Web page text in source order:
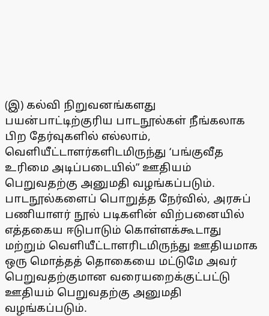
(இ) கல்வி நிறுவனங்களது
பயன்பாட்டிற்குரிய பாடநூல்கள் நீங்கலாக
பிற தேர்வுகளில் எல்லாம்,
வெளியீட்டாளர்களிடமிருந்து ‘பங்குவீத
உரிமை அடிப்படையில்” ஊதியம்
பெறுவதற்கு அனுமதி வழங்கப்படும்.
பாடநூல்களைப் பொறுத்த நேர்வில், அரசுப்
பணியாளர் நூல் படிகளின் விற்பனையில்
எத்தகைய ஈடுபாடும் கொள்ளக்கூடாது
மற்றும் வெளியீட்டாளரிடமிருந்து ஊதியமாக
ஒரு மொத்தத் தொகையை மட்டுமே அவர்
பெறுவதற்குமான வரையறைக்குட்பட்டு
ஊதியம் பெறுவதற்கு அனுமதி
வழங்கப்படும்.